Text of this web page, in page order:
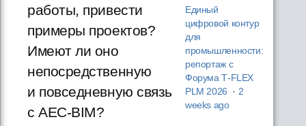
работы, привести
примеры проектов?
Имеют ли оно
непосредственную
и повседневную связь
с AEC-BIM?
Единый
цифровой контур
для
промышленности:
репортаж с
Форума T‑FLEX
PLM 2026 · 2
weeks ago